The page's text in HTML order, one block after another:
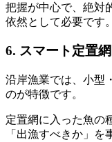
把握が中心で、絶対
依然として必要です。
6. スマート定置
沿岸漁業では、小型
のが特徴です。
定置網に入った魚の
「出漁すべきか」